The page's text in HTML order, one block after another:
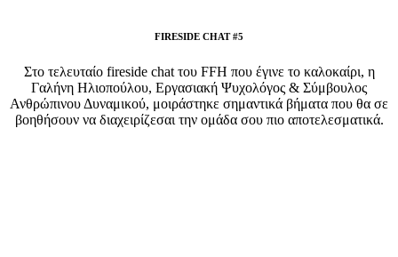
FIRESIDE CHAT #5
Στο τελευταίο fireside chat του FFH που έγινε το καλοκαίρι, η
Γαλήνη Ηλιοπούλου, Εργασιακή Ψυχολόγος & Σύμβουλος
Ανθρώπινου Δυναμικού, μοιράστηκε σημαντικά βήματα που θα σε
βοηθήσουν να διαχειρίζεσαι την ομάδα σου πιο αποτελεσματικά.